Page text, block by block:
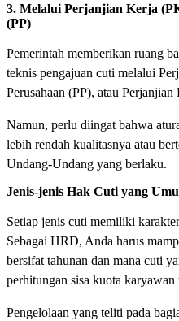
3. Melalui Perjanjian Kerja
(PP)
Pemerintah memberikan ruang
teknis pengajuan cuti melalui
Perusahaan (PP), atau
Namun, perlu diingat bahwa
lebih rendah kualitasnya atau
Undang-Undang yang berlaku.
Jenis-jenis Hak Cuti yang
Setiap jenis cuti memiliki
Sebagai HRD, Anda harus
bersifat tahunan dan mana cuti
perhitungan sisa kuota karyawan
Pengelolaan yang teliti pada